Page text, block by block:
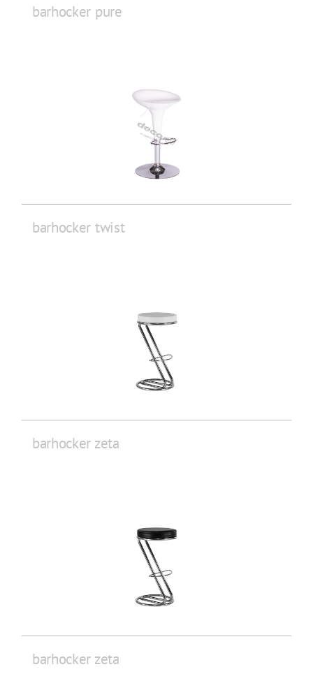
barhocker pure
barhocker twist
barhocker zeta
barhocker zeta